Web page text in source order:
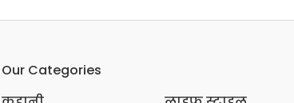
Our Categories